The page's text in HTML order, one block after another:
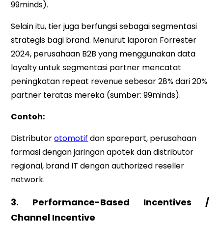
99minds).
Selain itu, tier juga berfungsi sebagai segmentasi
strategis bagi brand. Menurut laporan Forrester
2024, perusahaan B2B yang menggunakan data
loyalty untuk segmentasi partner mencatat
peningkatan repeat revenue sebesar 28% dari 20%
partner teratas mereka (sumber: 99minds).
Contoh:
Distributorotomotif dan sparepart, perusahaan
farmasi dengan jaringan apotek dan distributor
regional, brand IT dengan authorized reseller
network.
3. Performance-Based Incentives /
Channel Incentive